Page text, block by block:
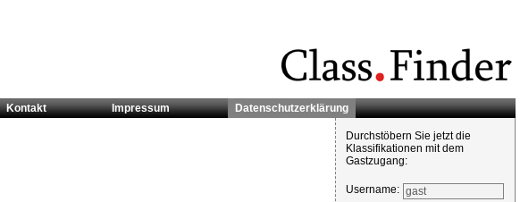
Kontakt Impressum Datenschutzerklärung
Durchstöbern Sie jetzt die
Klassifikationen mit dem
Gastzugang:
Username: